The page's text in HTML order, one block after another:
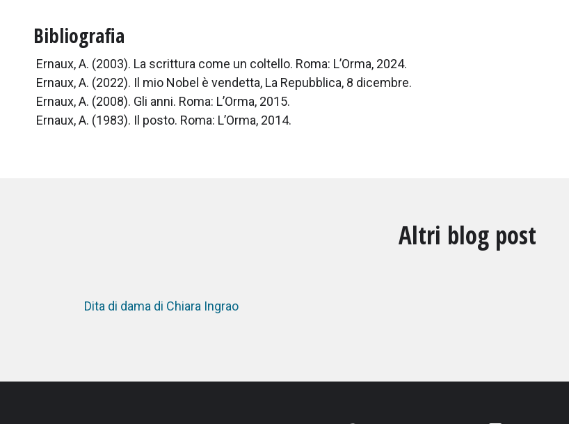
Bibliografia
Ernaux, A. (2003). La scrittura come un coltello. Roma: L’Orma, 2024.
Ernaux, A. (2022). Il mio Nobel è vendetta, La Repubblica, 8 dicembre.
Ernaux, A. (2008). Gli anni. Roma: L’Orma, 2015.
Ernaux, A. (1983). Il posto. Roma: L’Orma, 2014.
Altri blog post
Dita di dama di Chiara Ingrao